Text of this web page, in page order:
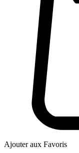
Ajouter aux Favoris